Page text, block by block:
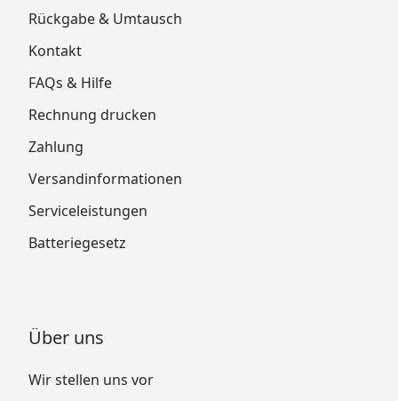
Rückgabe & Umtausch
Kontakt
FAQs & Hilfe
Rechnung drucken
Zahlung
Versandinformationen
Serviceleistungen
Batteriegesetz
Über uns
Wir stellen uns vor